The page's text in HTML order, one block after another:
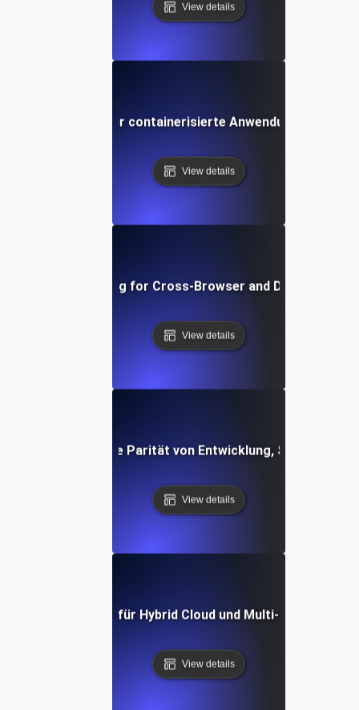
View details
für containerisierte Anwendungen in
View details
Environment Testing for Cross-Browser and Device
View details
für die Parität von Entwicklung, Staging und
View details
Umwelttests für Hybrid Cloud und Multi-Cloud-
View details